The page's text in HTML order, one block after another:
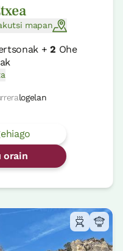
mapan
+2 Ohe
logelan
orain